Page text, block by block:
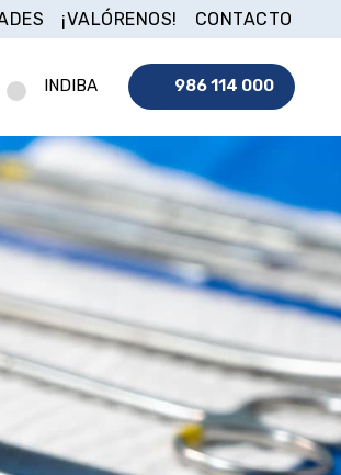
¡VALÓRENOS! CONTACTO
INDIBA 986 114 000